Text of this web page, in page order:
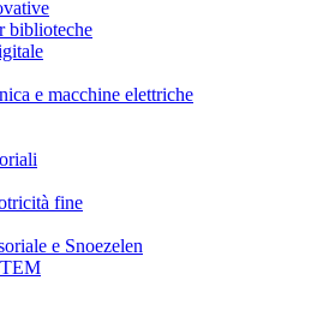
biblioteche
e macchine elettriche
fine
e Snoezelen